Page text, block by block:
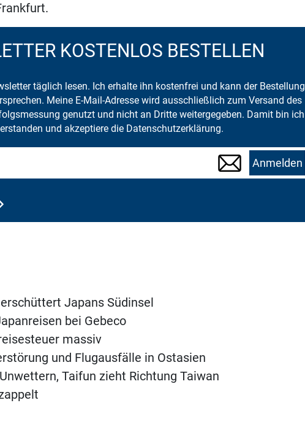
KOSTENLOS BESTELLEN
täglich lesen. Ich erhalte ihn kostenfrei und kann der Bestellung
Meine E-Mail-Adresse wird ausschließlich zum Versand des
genutzt und nicht an Dritte weitergegeben. Damit bin ich
und akzeptiere die Datenschutzerklärung.
Anmelden
Japans Südinsel
bei Gebeco
massiv
und Flugausfälle in Ostasien
Taifun zieht Richtung Taiwan